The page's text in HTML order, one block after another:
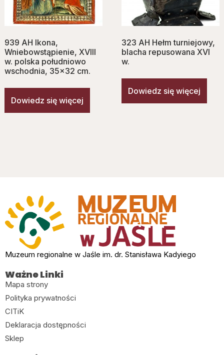
939 AH Ikona,
Wniebowstąpienie, XVIII
w. polska południowo
wschodnia, 35×32 cm.
Dowiedz się więcej
323 AH Hełm turniejowy,
blacha repusowana XVI
w.
Dowiedz się więcej
Muzeum regionalne w Jaśle im. dr. Stanisława Kadyiego
Ważne Linki
Mapa strony
Polityka prywatności
CITiK
Deklaracja dostępności
Sklep